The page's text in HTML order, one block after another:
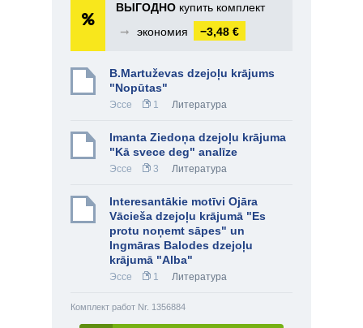
ВЫГОДНО купить комплект
➞
экономия −3,48 €
B.Martuževas dzejoļu krājums
"Nopūtas"
Эссе 1 Литература
Imanta Ziedoņa dzejoļu krājuma
"Kā svece deg" analīze
Эссе 3 Литература
Interesantākie motīvi Ojāra
Vācieša dzejoļu krājumā "Es
protu noņemt sāpes" un
Ingmāras Balodes dzejoļu
krājumā "Alba"
Эссе 1 Литература
Комплект работ Nr. 1356884